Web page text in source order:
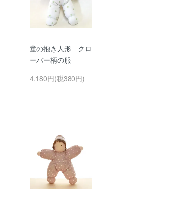
童の抱き人形 クロ
ーバー柄の服
4,180円(税380円)